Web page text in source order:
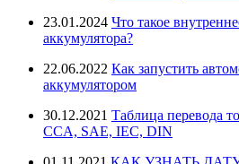
23.01.2024 Что такое
аккумулятора?
22.06.2022 Как запустить
аккумулятором
30.12.2021 Таблица перевода
CCA, SAE, IEC, DIN